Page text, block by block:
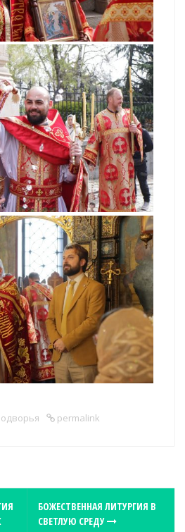
permalink
БОЖЕСТВЕННАЯ ЛИТУРГИЯ В
СВЕТЛУЮ СРЕДУ